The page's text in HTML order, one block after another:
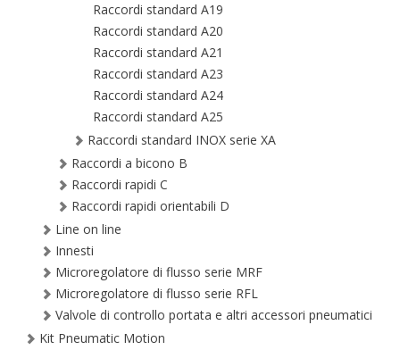
Raccordi standard A19
Raccordi standard A20
Raccordi standard A21
Raccordi standard A23
Raccordi standard A24
Raccordi standard A25
Raccordi standard INOX serie XA
Raccordi a bicono B
Raccordi rapidi C
Raccordi rapidi orientabili D
Line on line
Innesti
Microregolatore di flusso serie MRF
Microregolatore di flusso serie RFL
Valvole di controllo portata e altri accessori pneumatici
Kit Pneumatic Motion